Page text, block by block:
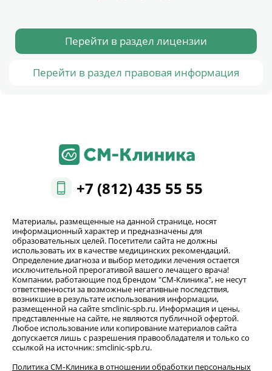
Перейти в раздел лицензии
Перейти в раздел правовая информация
+7 (812) 435 55 55
Материалы, размещенные на данной странице, носят
информационный характер и предназначены для
образовательных целей. Посетители сайта не должны
использовать их в качестве медицинских рекомендаций.
Определение диагноза и выбор методики лечения остается
исключительной прерогативой вашего лечащего врача!
Компании, работающие под брендом "СМ-Клиника", не несут
ответственности за возможные негативные последствия,
возникшие в результате использования информации,
размещенной на сайте smclinic-spb.ru. Информация и цены,
представленные на сайте, не являются публичной офертой.
Любое использование или копирование материалов сайта
допускается лишь с разрешения правообладателя и только со
ссылкой на источник: smclinic-spb.ru.
Политика СМ‑Клиника в отношении обработки персональных